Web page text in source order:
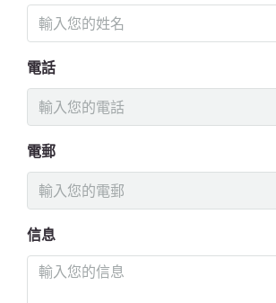
電話
電郵
信息